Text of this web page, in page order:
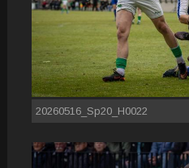
20260516_Sp20_H0022